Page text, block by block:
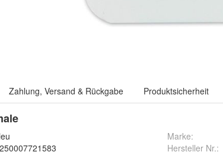
Zahlung, Versand & Rückgabe Produktsicherheit
Marke:
Hersteller Nr.: